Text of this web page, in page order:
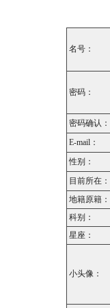
名号：
密码：
密码确认：
E-mail：
性别：
目前所在：
地籍原籍：
科别：
星座：
小头像：